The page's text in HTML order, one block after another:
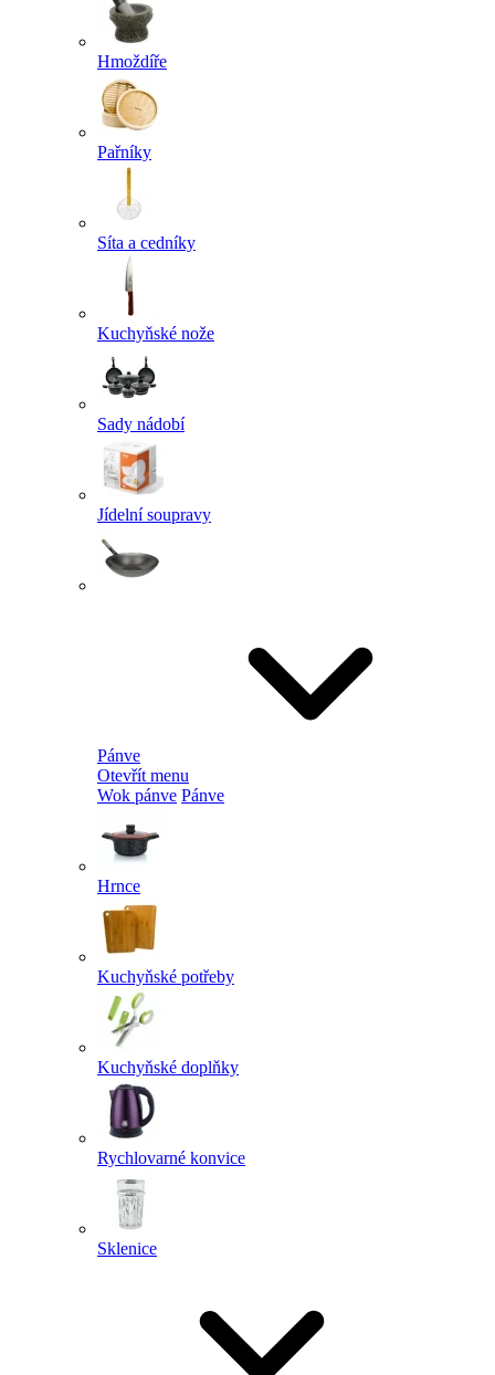
Hmoždíře
Pařníky
Síta a cedníky
Kuchyňské nože
Sady nádobí
Jídelní soupravy
Pánve
Otevřít menu
Wok pánve Pánve
Hrnce
Kuchyňské potřeby
Kuchyňské doplňky
Rychlovarné konvice
Sklenice